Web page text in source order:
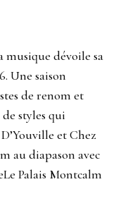
musique dévoile sa
Une saison
de renom et
styles qui
et Chez
au diapason avec
Palais Montcalm